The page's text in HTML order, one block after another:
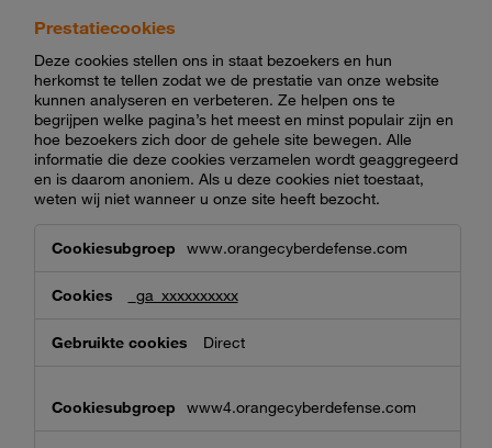
Prestatiecookies
Deze cookies stellen ons in staat bezoekers en hun
herkomst te tellen zodat we de prestatie van onze website
kunnen analyseren en verbeteren. Ze helpen ons te
begrijpen welke pagina’s het meest en minst populair zijn en
hoe bezoekers zich door de gehele site bewegen. Alle
informatie die deze cookies verzamelen wordt geaggregeerd
en is daarom anoniem. Als u deze cookies niet toestaat,
weten wij niet wanneer u onze site heeft bezocht.
www.orangecyberdefense.com
_ga_xxxxxxxxxx
Direct
www4.orangecyberdefense.com